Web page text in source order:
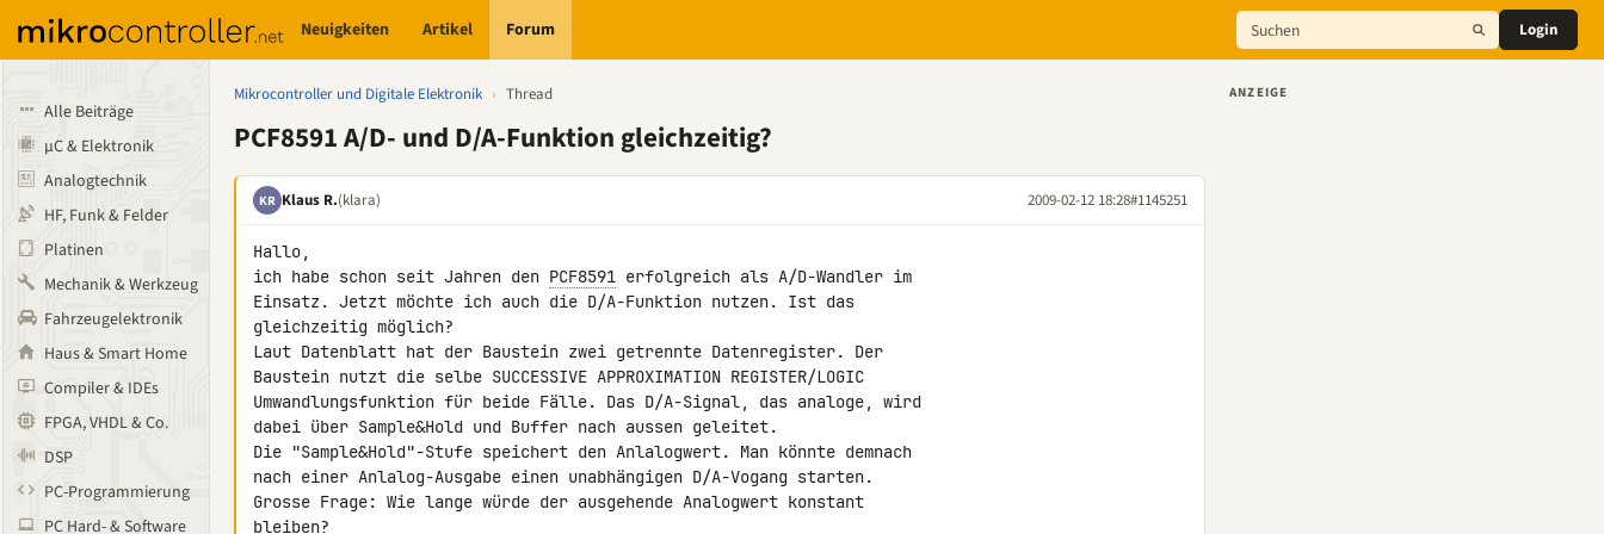
Neuigkeiten Artikel Forum Login
Alle Beiträge
µC & Elektronik
Analogtechnik
HF, Funk & Felder
Platinen
Mechanik & Werkzeug
Fahrzeugelektronik
Haus & Smart Home
Compiler & IDEs
FPGA, VHDL & Co.
DSP
PC-Programmierung
PC Hard- & Software
Mikrocontroller und Digitale Elektronik › Thread
PCF8591 A/D- und D/A-Funktion gleichzeitig?
KR Klaus R.(klara) 2009-02-12 18:28#1145251
Hallo,
ich habe schon seit Jahren den PCF8591 erfolgreich als A/D-Wandler im
Einsatz. Jetzt möchte ich auch die D/A-Funktion nutzen. Ist das
gleichzeitig möglich?
Laut Datenblatt hat der Baustein zwei getrennte Datenregister. Der
Baustein nutzt die selbe SUCCESSIVE APPROXIMATION REGISTER/LOGIC
Umwandlungsfunktion für beide Fälle. Das D/A-Signal, das analoge, wird
dabei über Sample&Hold und Buffer nach aussen geleitet.
Die "Sample&Hold"-Stufe speichert den Anlalogwert. Man könnte demnach
nach einer Anlalog-Ausgabe einen unabhängigen D/A-Vogang starten.
Grosse Frage: Wie lange würde der ausgehende Analogwert konstant
bleiben?
ANZEIGE